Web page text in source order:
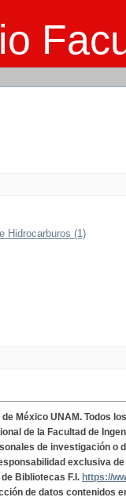
Hidrocarburos (1)
México UNAM. Todos
de la Facultad de
de investigación o
exclusiva
Bibliotecas F.I. https://
de datos contenidos